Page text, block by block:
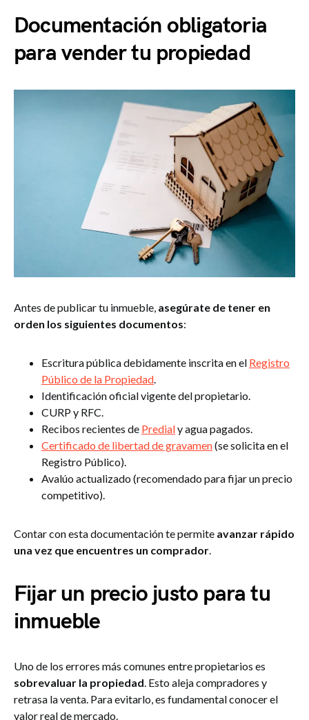
Documentación obligatoria
para vender tu propiedad
Antes de publicar tu inmueble, asegúrate de tener en
orden los siguientes documentos:
Escritura pública debidamente inscrita en el Registro
Público de la Propiedad.
Identificación oficial vigente del propietario.
CURP y RFC.
Recibos recientes de Predialy agua pagados.
Certificado de libertad de gravamen(se solicita en el
Registro Público).
Avalúo actualizado (recomendado para fijar un precio
competitivo).
Contar con esta documentación te permite avanzar rápido
una vez que encuentres un comprador.
Fijar un precio justo para tu
inmueble
Uno de los errores más comunes entre propietarios es
sobrevaluar la propiedad. Esto aleja compradores y
retrasa la venta. Para evitarlo, es fundamental conocer el
valor real de mercado.